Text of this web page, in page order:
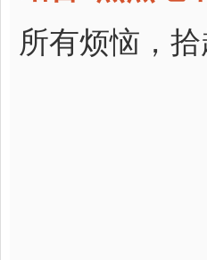
所有烦恼，